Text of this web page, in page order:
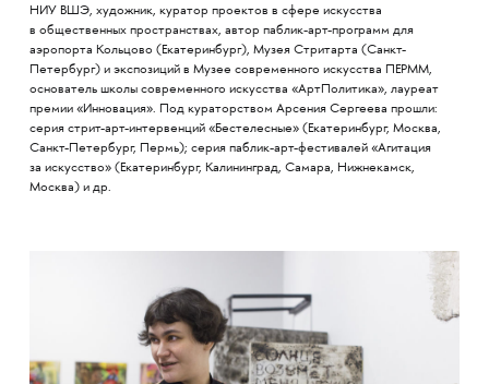
НИУ ВШЭ, художник, куратор проектов в сфере искусства
в общественных пространствах, автор паблик-арт-программ для
аэропорта Кольцово (Екатеринбург), Музея Стритарта (Санкт-
Петербург) и экспозиций в Музее современного искусства ПЕРММ,
основатель школы современного искусства «АртПолитика», лауреат
премии «Инновация». Под кураторством Арсения Сергеева прошли:
серия стрит-арт-интервенций «Бестелесные» (Екатеринбург, Москва,
Санкт-Петербург, Пермь); серия паблик-арт-фестивалей «Агитация
за искусство» (Екатеринбург, Калининград, Самара, Нижнекамск,
Москва) и др.